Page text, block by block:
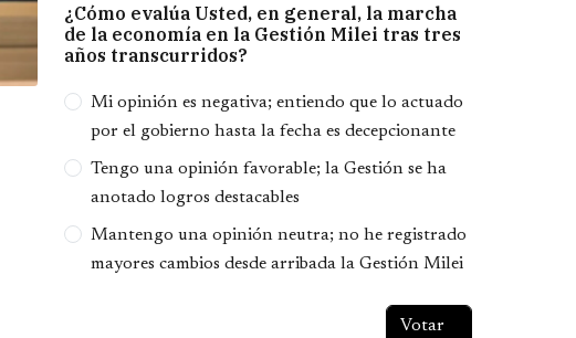
¿Cómo evalúa Usted, en general, la marcha
de la economía en la Gestión Milei tras tres
años transcurridos?
Opciones
Mi opinión es negativa; entiendo que lo actuado
por el gobierno hasta la fecha es decepcionante
Tengo una opinión favorable; la Gestión se ha
anotado logros destacables
Mantengo una opinión neutra; no he registrado
mayores cambios desde arribada la Gestión Milei